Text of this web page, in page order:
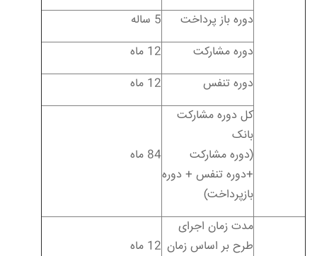
دوره باز پرداخت
5 ساله
دوره مشارکت
12 ماه
دوره تنفس
12 ماه
کل دوره مشارکت
بانک
(دوره مشارکت
+دوره تنفس + دوره
بازپرداخت)
84 ماه
مدت زمان اجرای
طرح بر اساس زمان 12 ماه